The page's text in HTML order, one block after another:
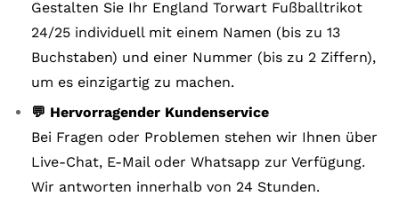
Gestalten Sie Ihr England Torwart Fußballtrikot
24/25 individuell mit einem Namen (bis zu 13
Buchstaben) und einer Nummer (bis zu 2 Ziffern),
um es einzigartig zu machen.
💬 Hervorragender Kundenservice
Bei Fragen oder Problemen stehen wir Ihnen über
Live-Chat, E-Mail oder Whatsapp zur Verfügung.
Wir antworten innerhalb von 24 Stunden.